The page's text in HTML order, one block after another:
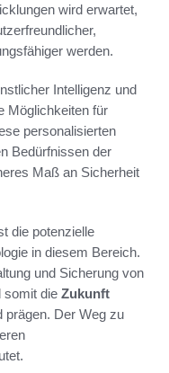
wird erwartet,
werden.
Intelligenz und
Möglichkeiten für
personalisierten
Bedürfnissen der
Maß an Sicherheit
die potenzielle
in diesem Bereich.
und Sicherung von
somit die Zukunft
prägen. Der Weg zu